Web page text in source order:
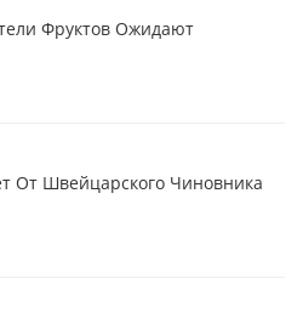
Фруктов Ожидают
От Швейцарского Чиновника